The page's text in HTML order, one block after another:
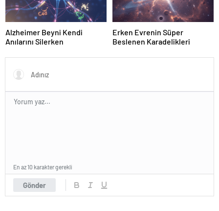
Alzheimer Beyni Kendi
Anılarını Silerken
Erken Evrenin Süper
Beslenen Karadelikleri
Gönder
En az 10 karakter gerekli